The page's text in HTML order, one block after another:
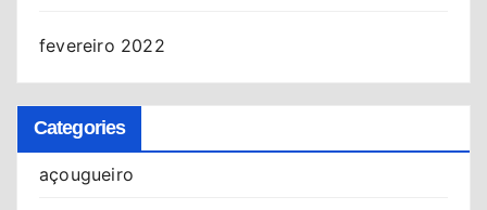
fevereiro 2022
Categories
açougueiro